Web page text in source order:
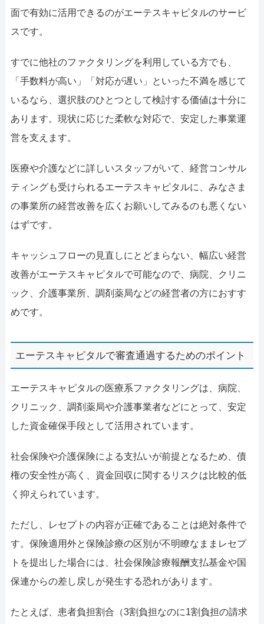
面で有効に活用できるのがエーテスキャピタルのサービ
スです。
すでに他社のファクタリングを利用している方でも、
「手数料が高い」「対応が遅い」といった不満を感じて
いるなら、選択肢のひとつとして検討する価値は十分に
あります。現状に応じた柔軟な対応で、安定した事業運
営を支えます。
医療や介護などに詳しいスタッフがいて、経営コンサル
ティングも受けられるエーテスキャピタルに、みなさま
の事業所の経営改善を広くお願いしてみるのも悪くない
はずです。
キャッシュフローの見直しにとどまらない、幅広い経営
改善がエーテスキャピタルで可能なので、病院、クリニ
ック、介護事業所、調剤薬局などの経営者の方におすす
めです。
エーテスキャピタルで審査通過するためのポイント
エーテスキャピタルの医療系ファクタリングは、病院、
クリニック、調剤薬局や介護事業者などにとって、安定
した資金確保手段として活用されています。
社会保険や介護保険による支払いが前提となるため、債
権の安全性が高く、資金回収に関するリスクは比較的低
く抑えられています。
ただし、レセプトの内容が正確であることは絶対条件で
す。保険適用外と保険診療の区別が不明瞭なままレセプ
トを提出した場合には、社会保険診療報酬支払基金や国
保連からの差し戻しが発生する恐れがあります。
たとえば、患者負担割合（3割負担なのに1割負担の請求